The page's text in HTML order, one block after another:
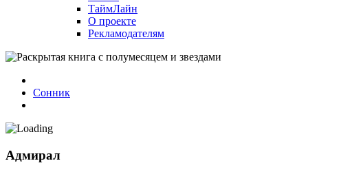
ТаймЛайн
О проекте
Рекламодателям
Сонник
Адмирал